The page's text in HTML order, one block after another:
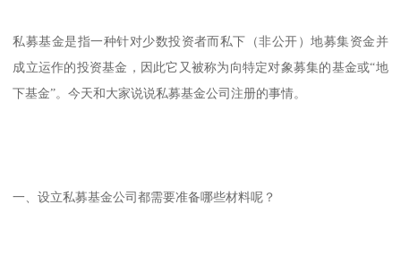
私募基金是指一种针对少数投资者而私下（非公开）地募集资金并
成立运作的投资基金，因此它又被称为向特定对象募集的基金或“地
下基金”。今天和大家说说私募基金公司注册的事情。
一、设立私募基金公司都需要准备哪些材料呢？